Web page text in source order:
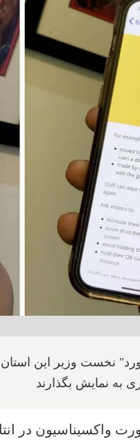
نخست وزیر این استان
نمایش بگذارند
واکسیناسیون در